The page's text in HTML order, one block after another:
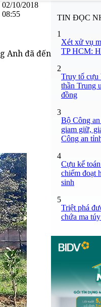
02/10/2018
08:55
Anh đã đến
TIN ĐỌC
1
Xét xử vụ
TP HCM:
2
Truy tố cựu
thần Trung
đồng
3
Bộ Công
giam giữ,
Công an
4
Cựu kế
chiếm đoạt
sinh
5
Triệt phá
chứa ma